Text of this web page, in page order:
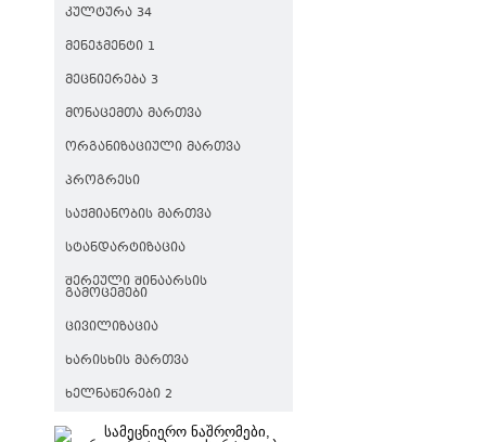
ᲙᲣᲚᲢᲣᲠᲐ 34
ᲛᲔᲜᲔᲯᲛᲔᲜᲢᲘ 1
ᲛᲔᲪᲜᲘᲔᲠᲔᲑᲐ 3
ᲛᲝᲜᲐᲪᲔᲛᲗᲐ ᲛᲐᲠᲗᲕᲐ
ᲝᲠᲒᲐᲜᲘᲖᲐᲪᲘᲣᲚᲘ ᲛᲐᲠᲗᲕᲐ
ᲞᲠᲝᲒᲠᲔᲡᲘ
ᲡᲐᲥᲛᲘᲐᲜᲝᲑᲘᲡ ᲛᲐᲠᲗᲕᲐ
ᲡᲢᲐᲜᲓᲐᲠᲢᲘᲖᲐᲪᲘᲐ
ᲨᲔᲠᲔᲣᲚᲘ ᲨᲘᲜᲐᲐᲠᲡᲘᲡ
ᲒᲐᲛᲝᲪᲔᲛᲔᲑᲘ
ᲪᲘᲕᲘᲚᲘᲖᲐᲪᲘᲐ
ᲮᲐᲠᲘᲡᲮᲘᲡ ᲛᲐᲠᲗᲕᲐ
ᲮᲔᲚᲜᲐᲬᲔᲠᲔᲑᲘ 2